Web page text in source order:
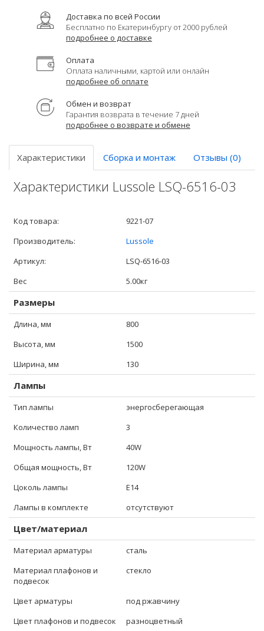
Доставка по всей России
Бесплатно по Екатеринбургу от 2000 рублей
подробнее о доставке
Оплата
Оплата наличными, картой или онлайн
подробнее об оплате
Обмен и возврат
Гарантия возврата в течение 7 дней
подробнее о возврате и обмене
Характеристики Сборка и монтаж Отзывы (0)
Характеристики Lussole LSQ-6516-03
Код товара:
9221-07
Производитель:
Lussole
Артикул:
LSQ-6516-03
Вес
5.00кг
Размеры
Длина, мм
800
Высота, мм
1500
Ширина, мм
130
Лампы
Тип лампы
энергосберегающая
Количество ламп
3
Мощность лампы, Вт
40W
Общая мощность, Вт
120W
Цоколь лампы
E14
Лампы в комплекте
отсутствуют
Цвет/материал
Материал арматуры
сталь
Материал плафонов и
подвесок
стекло
Цвет арматуры
под ржавчину
Цвет плафонов и подвесок
разноцветный